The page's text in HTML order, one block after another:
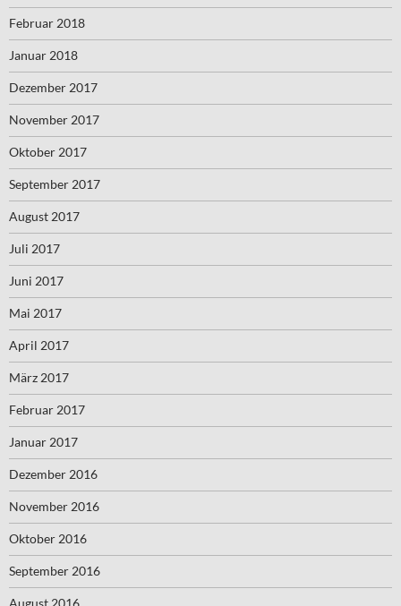
Februar 2018
Januar 2018
Dezember 2017
November 2017
Oktober 2017
September 2017
August 2017
Juli 2017
Juni 2017
Mai 2017
April 2017
März 2017
Februar 2017
Januar 2017
Dezember 2016
November 2016
Oktober 2016
September 2016